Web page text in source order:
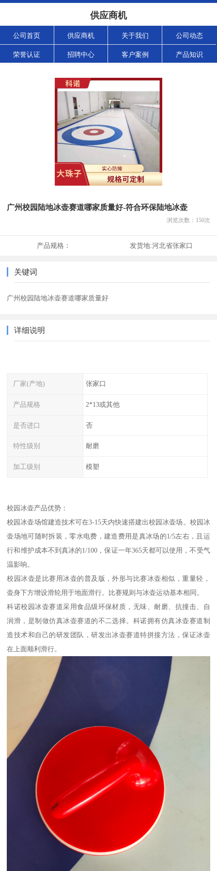
供应商机
公司首页 供应商机 关于我们 公司动态
荣誉认证 招聘中心 客户案例 产品知识
广州校园陆地冰壶赛道哪家质量好-符合环保陆地冰壶
浏览次数： 150次
产品规格： 发货地:河北省张家口
关键词
广州校园陆地冰壶赛道哪家质量好
详细说明
厂家(产地) 张家口
产品规格 2*13或其他
是否进口 否
特性级别 耐磨
加工级别 模塑
校园冰壶产品优势：
校园冰壶场馆建造技术可在3-15天内快速搭建出校园冰壶场。校园冰
壶场地可随时拆装，零水电费，建造费用是真冰场的1/5左右，且运
行和维护成本不到真冰的1/100，保证一年365天都可以使用，不受气
温影响。
校园冰壶是比赛用冰壶的普及版，外形与比赛冰壶相似，重量轻，
壶身下方增设滑轮用于地面滑行。比赛规则与冰壶运动基本相同。
科诺校园冰壶赛道采用食品级环保材质，无味、耐磨、抗撞击、自
润滑，是制做仿真冰壶赛道的不二选择。科诺拥有仿真冰壶赛道制
造技术和自己的研发团队，研发出冰壶赛道特拼接方法，保证冰壶
在上面顺利滑行。